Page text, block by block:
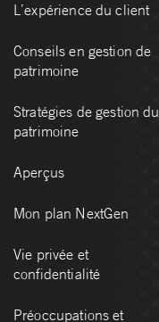
L’expérience du client
Conseils en gestion de
patrimoine
Stratégies de gestion du
patrimoine
Aperçus
Mon plan NextGen
Vie privée et
confidentialité
Préoccupations et